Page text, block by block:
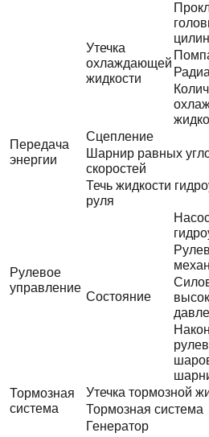
Утечка
охлаждающей
жидкости
Передача
энергии
Сцепление
Шарнир равных
скоростей
Рулевое
управление
Течь жидкости
руля
Состояние
Тормозная
система
Утечка тормозной
Тормозная система
Генератор